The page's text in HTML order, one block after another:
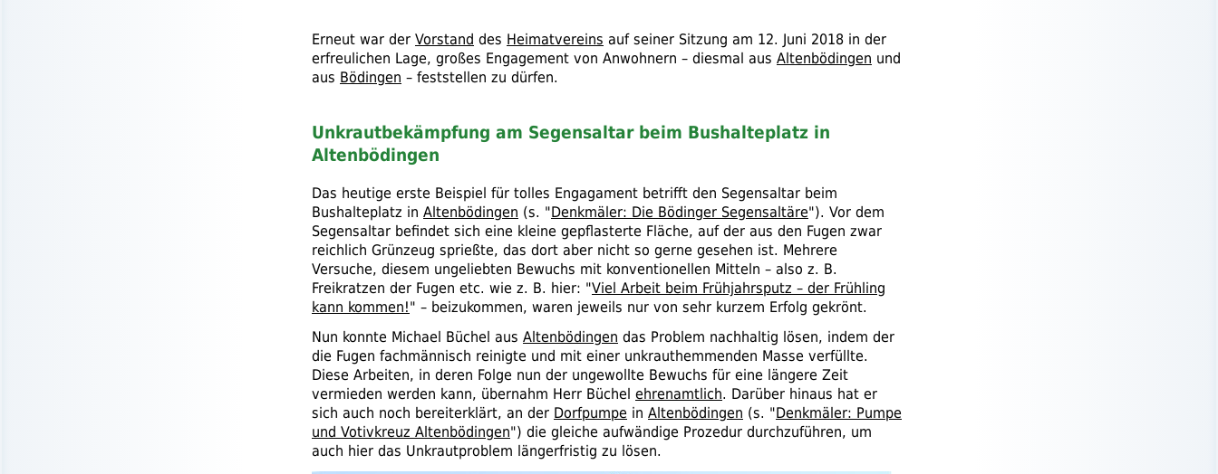
Erneut war der Vorstand des Heimatvereins auf seiner Sitzung am 12. Juni 2018 in der
erfreulichen Lage, großes Engagement von Anwohnern – diesmal aus Altenbödingen und
aus Bödingen – feststellen zu dürfen.
Unkrautbekämpfung am Segensaltar beim Bushalteplatz in
Altenbödingen
Das heutige erste Beispiel für tolles Engagament betrifft den Segensaltar beim
Bushalteplatz in Altenbödingen (s. "Denkmäler: Die Bödinger Segensaltäre"). Vor dem
Segensaltar befindet sich eine kleine gepflasterte Fläche, auf der aus den Fugen zwar
reichlich Grünzeug sprießte, das dort aber nicht so gerne gesehen ist. Mehrere
Versuche, diesem ungeliebten Bewuchs mit konventionellen Mitteln – also z. B.
Freikratzen der Fugen etc. wie z. B. hier: "Viel Arbeit beim Frühjahrsputz – der Frühling
kann kommen!" – beizukommen, waren jeweils nur von sehr kurzem Erfolg gekrönt.
Nun konnte Michael Büchel aus Altenbödingen das Problem nachhaltig lösen, indem der
die Fugen fachmännisch reinigte und mit einer unkrauthemmenden Masse verfüllte.
Diese Arbeiten, in deren Folge nun der ungewollte Bewuchs für eine längere Zeit
vermieden werden kann, übernahm Herr Büchel ehrenamtlich. Darüber hinaus hat er
sich auch noch bereiterklärt, an der Dorfpumpe in Altenbödingen (s. "Denkmäler: Pumpe
und Votivkreuz Altenbödingen") die gleiche aufwändige Prozedur durchzuführen, um
auch hier das Unkrautproblem längerfristig zu lösen.